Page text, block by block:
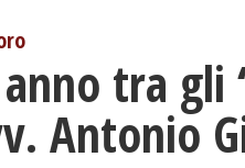
tra gli
Antonio